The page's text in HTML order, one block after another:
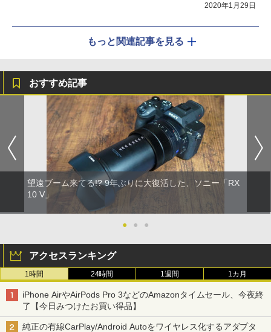
2020年1月29日
もっと関連記事を見る
おすすめ記事
望遠ブーム来てる!? 9年ぶりに大復活した、ソニー「RX
10 V」
● ● ●
アクセスランキング
1時間 24時間 1週間 1カ月
iPhone AirやAirPods Pro 3などのAmazonタイムセール、今夜終
了【今日みつけたお買い得品】
純正の有線CarPlay/Android Autoをワイヤレス化するアダプタ